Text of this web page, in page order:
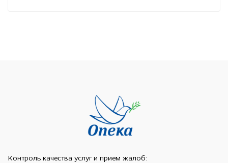
Контроль качества услуг и прием жалоб: